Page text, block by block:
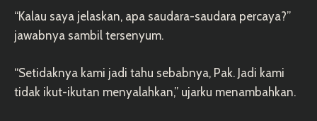
“Kalau saya jelaskan, apa saudara-saudara percaya?”
jawabnya sambil tersenyum.
“Setidaknya kami jadi tahu sebabnya, Pak. Jadi kami
tidak ikut-ikutan menyalahkan,” ujarku menambahkan.